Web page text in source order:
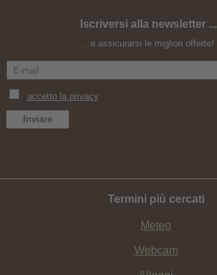
Vacanza escursionistica 7=6
Iscriversi alla newsletter ...
...e assicurarsi le migliori offerte!
Termini più cercati
Meteo
Webcam